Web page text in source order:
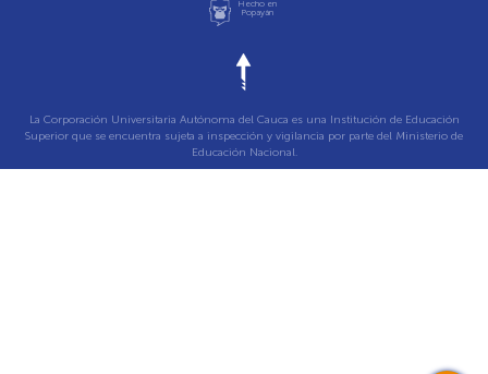
Hecho en
Popayán
La Corporación Universitaria Autónoma del Cauca es una Institución de Educación
Superior que se encuentra sujeta a inspección y vigilancia por parte del Ministerio de
Educación Nacional.